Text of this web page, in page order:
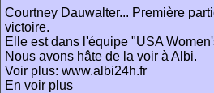
Courtney Dauwalter... Première
victoire.
Elle est dans l'équipe "USA
Nous avons hâte de la voir à Albi.
Voir plus: www.albi24h.fr
En voir plus